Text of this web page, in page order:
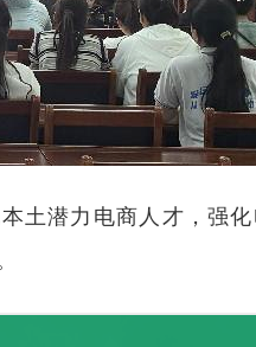
土潜力电商人才，强